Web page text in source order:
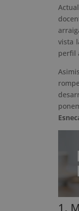
vista
perfil
1.